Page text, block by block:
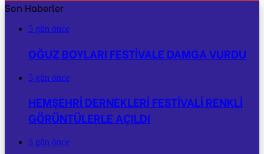
Son Haberler
5 gün önce
OĞUZ BOYLARI FESTİVALE DAMGA VURDU
5 gün önce
HEMŞEHRİ DERNEKLERİ FESTİVALİ RENKLİ
GÖRÜNTÜLERLE AÇILDI
5 gün önce